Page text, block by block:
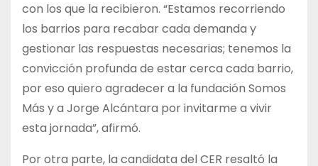
con los que la recibieron. “Estamos recorriendo
los barrios para recabar cada demanda y
gestionar las respuestas necesarias; tenemos la
convicción profunda de estar cerca cada barrio,
por eso quiero agradecer a la fundación Somos
Más y a Jorge Alcántara por invitarme a vivir
esta jornada”, afirmó.
Por otra parte, la candidata del CER resaltó la